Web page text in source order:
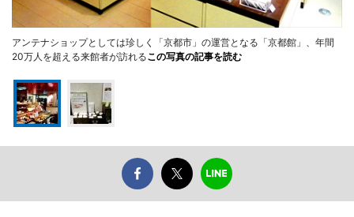
アンテナショップとしては珍しく「京都市」の運営となる「京都館」、年間
20万人を超える来館者が訪れるこの写真の記事を読む